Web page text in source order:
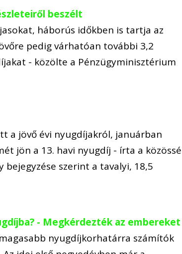
beszélt
háborús időkben is tartja az
pedig várhatóan további 3,2
- közölte a Pénzügyminisztérium
a jövő évi nyugdíjakról, januárban
jön a 13. havi nyugdíj - írta a
szerint a tavalyi, 18,5
- Megkérdezték az embereket
nyugdíjkorhatárra számítók